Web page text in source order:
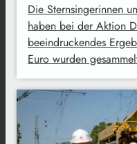
Die Sternsingerinnen
haben bei der Aktion
beeindruckendes
Euro wurden